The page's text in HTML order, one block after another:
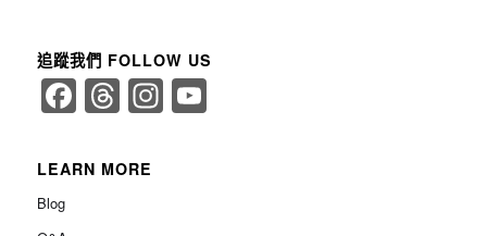
追蹤我們 FOLLOW US
Facebook
Threads
Instagram
YouTube
LEARN MORE
Blog